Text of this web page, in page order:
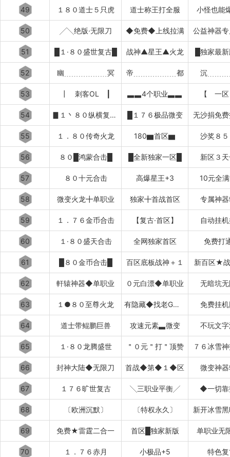
49 １８０道士５只虎 道士称王打全服 小怪也能
50 ╱╲绝版·无限刀 ◆免费◆上线拉满 公益神器
51 █１·８０盛世复古█ 战神▲星王▲火龙 █独家最
52 幽﹍﹍﹍﹍﹍﹍冥 帝﹍﹍﹍﹍﹍﹍都 沉
53 ┃ 刺客OL ┃ ▃▃4个职业▃▃ 【 一
54 ▊１丶８０纵横复古▊ █１７６极品微变 无沙捐免
55 １．８０传奇火龙 180▆首区▆ 沙奖８
56 ８０█鸿蒙合击█ █全新独家一区█ 新区３
57 ８０十元合击 高爆星王+3 10元全
58 微变火龙╋单职业 独家╋首战首区 专属神
59 １．７６金币合击 【复古·首区】 自动挂
60 １·８０盛天合击 全网独家首区 免费打
61 █８０金币合击█ 百区底板战神＋１ 新百区★
62 軒辕神器◆单职业 ０元白漂◆单职业 无暗坑
63 １●８０至尊火龙 有隐藏◆找老G退款 免费挂
64 道士带鲲鹏巨兽 攻速元素▃微变 不玩文
65 １·８０龙腾盛世 ＂０元＂打＂顶赞 ７６冰雪
66 封神大陆◆无限刀 首战◆第◆１◆区 微变神
67 １７６旷世复古 ╲三职业平衡╱ ◆一切
68 〔欧洲沉默〕 〔特权永久〕 新开冰雪
69 免费★雷霆二合一 首区█独家新版 单职业无
70 １．７６赤月 小极品+5 特色